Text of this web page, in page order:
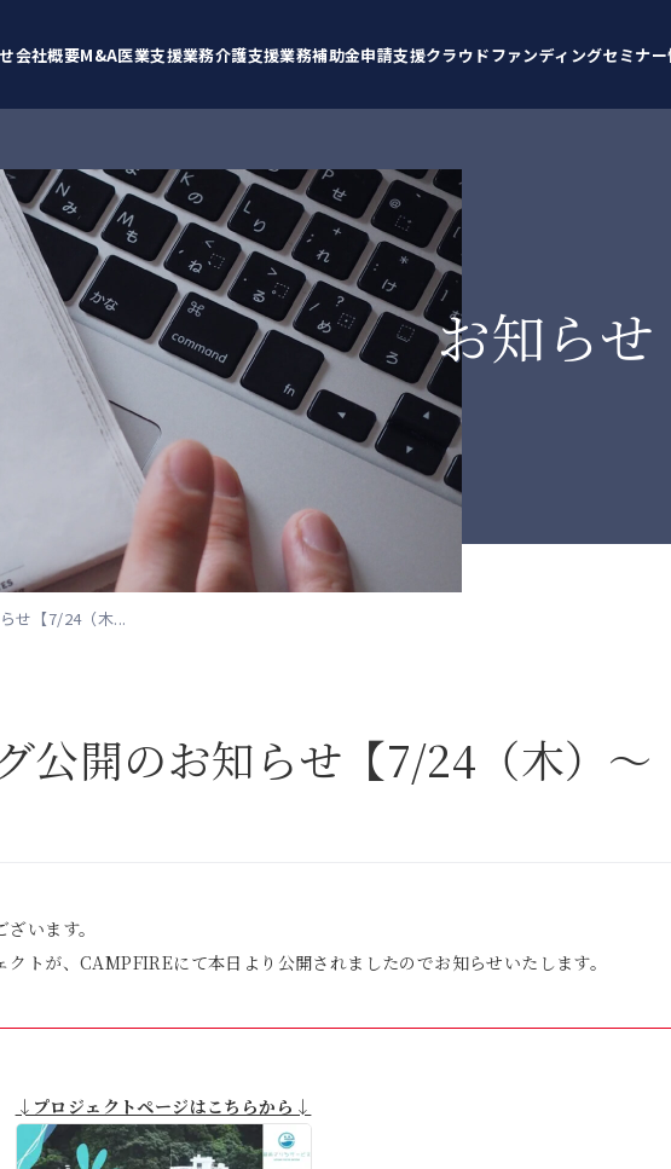
件
会社概要M&A医業支援業務介護支援業務補助金申請支援クラウドファンディングセミナー
お知らせ
せ【7/24（木...
公開のお知らせ【7/24（木）～
います。
トが、CAMPFIREにて本日より公開されましたのでお知らせいたします。
↓プロジェクトページはこちらから↓